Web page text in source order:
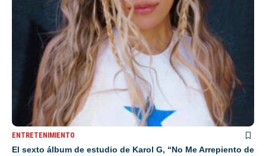
ENTRETENIMIENTO
El sexto álbum de estudio de Karol G, “No Me Arrepiento de